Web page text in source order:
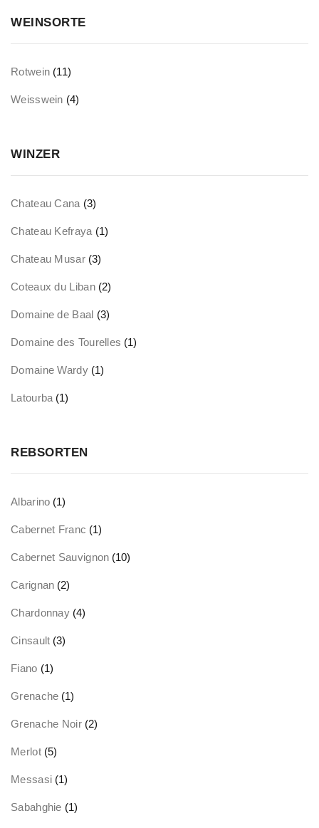
WEINSORTE
Rotwein (11)
Weisswein (4)
WINZER
Chateau Cana (3)
Chateau Kefraya (1)
Chateau Musar (3)
Coteaux du Liban (2)
Domaine de Baal (3)
Domaine des Tourelles (1)
Domaine Wardy (1)
Latourba (1)
REBSORTEN
Albarino (1)
Cabernet Franc (1)
Cabernet Sauvignon (10)
Carignan (2)
Chardonnay (4)
Cinsault (3)
Fiano (1)
Grenache (1)
Grenache Noir (2)
Merlot (5)
Messasi (1)
Sabahghie (1)